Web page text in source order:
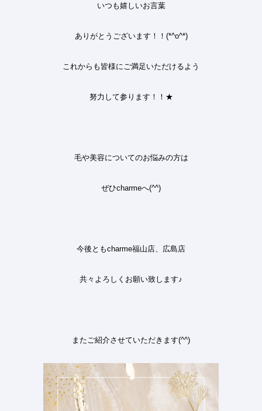
いつも嬉しいお言葉
ありがとうございます ！！(*^o^*)
これからも皆様に ご満足いただけるよう
努力して参ります！！★
毛や美容についてのお悩みの方は
ぜひcharmeへ(^^)
今後ともcharme福山店、広島店
共々よろしくお願い致します♪
またご紹介させていただきます(^^)